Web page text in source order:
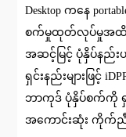
Desktop ကနေ
စက်မှုထုတ်လုပ်မှုအထိ
အဆင့်မြင့် ပုံနှိပ်နည်း
ရှင်းနည်းများဖြင့်
ဘာကုဒ် ပုံနှိပ်စက်ကို ရှ
အကောင်းဆုံး ကို